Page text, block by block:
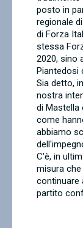
posto in
regionale
di Forza
stessa
2020, sino
Piantedosi
Sia detto,
nostra
di Mastella
come
abbiamo
C'è, in
misura
continuare
partito